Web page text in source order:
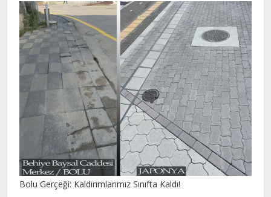
Bolu Gerçeği: Kaldırımlarımız Sınıfta Kaldı!